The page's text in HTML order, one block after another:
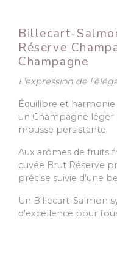
Billecart-
Réserve
Champagne
L'expression de
Équilibre et
un Champagne léger
mousse persistante.
Aux arômes de fruits
cuvée Brut Réserve
précise suivie d'une
Un Billecart-Salmon
d'excellence pour